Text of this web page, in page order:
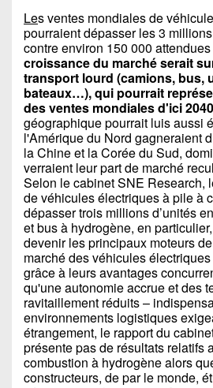
Les ventes mondiales de
pourraient dépasser les 3
contre environ 150 000
croissance du marché serait
transport lourd (camions, bus,
bateaux…), qui pourrait
des ventes mondiales d'ici
géographique pourrait luis aussi
l'Amérique du Nord gagneraient
la Chine et la Corée du Sud,
verraient leur part de marché
Selon le cabinet SNE Research,
de véhicules électriques à pile à
dépasser trois millions d’unités
et bus à hydrogène, en
devenir les principaux moteurs
marché des véhicules
grâce à leurs avantages
qu'une autonomie accrue et des
ravitaillement réduits –
environnements logistiques
étrangement, le rapport du
présente pas de résultats relatifs
combustion à hydrogène alors
constructeurs, de par le monde,